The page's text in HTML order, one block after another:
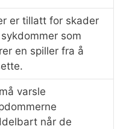
er tillatt for skader
som
en spiller fra å
varsle
når de